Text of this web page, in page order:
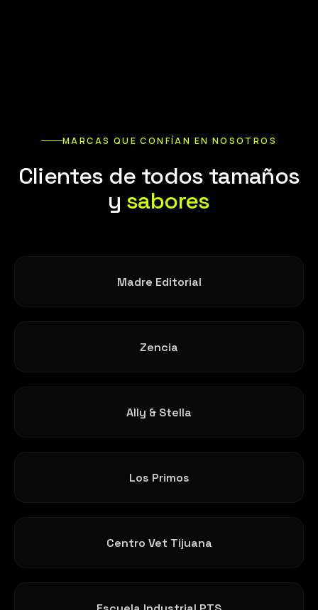
MARCAS QUE CONFÍAN EN NOSOTROS
Clientes de todos tamaños
y sabores
Madre Editorial
Zencia
Ally & Stella
Los Primos
Centro Vet Tijuana